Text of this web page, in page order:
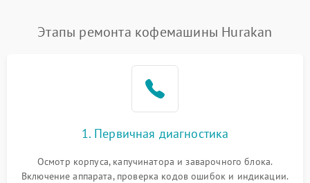
Этапы ремонта кофемашины Hurakan
1. Первичная диагностика
Осмотр корпуса, капучинатора и заварочного блока.
Включение аппарата, проверка кодов ошибок и индикации.